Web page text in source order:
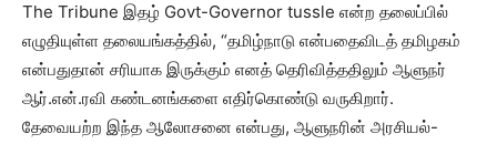
The Tribune இதழ் Govt-Governor tussle என்ற தலைப்பில்
எழுதியுள்ள தலையங்கத்தில், “தமிழ்நாடு என்பதைவிடத் தமிழகம்
என்பதுதான் சரியாக இருக்கும் எனத் தெரிவித்ததிலும் ஆளுநர்
ஆர்.என்.ரவி கண்டனங்களை எதிர்கொண்டு வருகிறார்.
தேவையற்ற இந்த ஆலோசனை என்பது, ஆளுநரின் அரசியல்-